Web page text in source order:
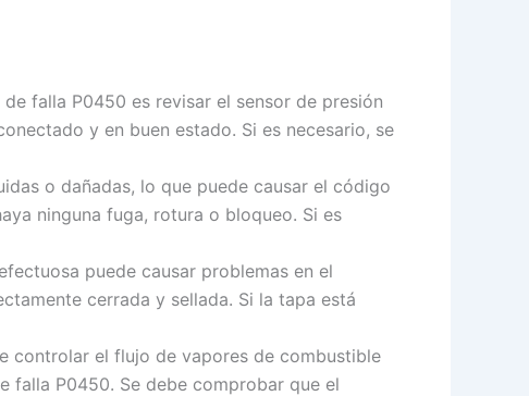
falla P0450 es revisar el sensor de presión
y en buen estado. Si es necesario, se
o dañadas, lo que puede causar el código
ninguna fuga, rotura o bloqueo. Si es
puede causar problemas en el
cerrada y sellada. Si la tapa está
controlar el flujo de vapores de combustible
falla P0450. Se debe comprobar que el